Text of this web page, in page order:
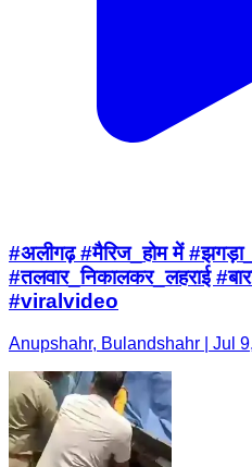
#अलीगढ़ #मैरिज_होम में
#तलवार_निकालकर_लहराई
#viralvideo
Anupshahr, Bulandshahr | Jul